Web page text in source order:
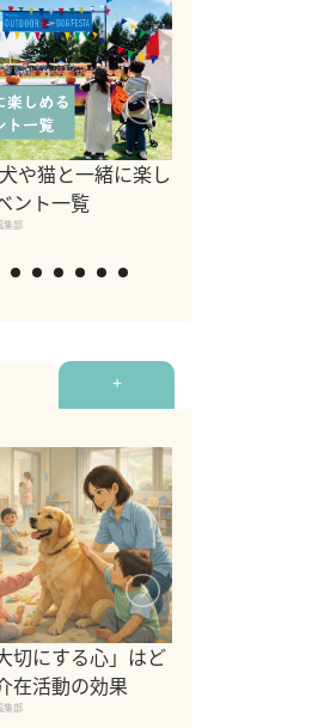
や猫と一緒に楽し
ント一覧
集部
+
切にする心」はど
在活動の効果
集部